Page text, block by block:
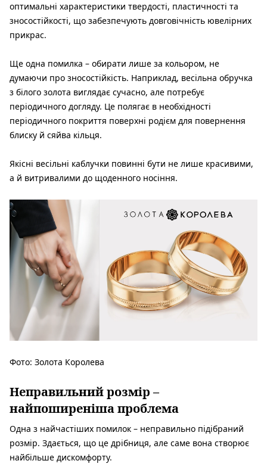
оптимальні характеристики твердості, пластичності та
зносостійкості, що забезпечують довговічність ювелірних
прикрас.
Ще одна помилка – обирати лише за кольором, не
думаючи про зносостійкість. Наприклад, весільна обручка
з білого золота виглядає сучасно, але потребує
періодичного догляду. Це полягає в необхідності
періодичного покриття поверхні родієм для повернення
блиску й сяйва кільця.
Якісні весільні каблучки повинні бути не лише красивими,
а й витривалими до щоденного носіння.
Фото: Золота Королева
Неправильний розмір –
найпоширеніша проблема
Одна з найчастіших помилок – неправильно підібраний
розмір. Здається, що це дрібниця, але саме вона створює
найбільше дискомфорту.